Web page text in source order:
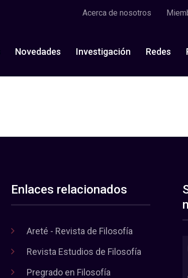
Acerca de nosotros
Novedades Investigación Redes
Enlaces relacionados
Areté - Revista de Filosofía
Revista Estudios de Filosofía
Pregrado en Filosofía